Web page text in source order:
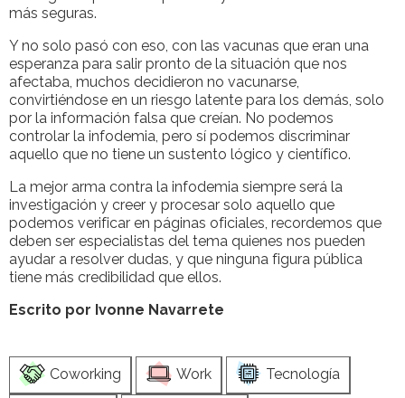
más seguras.
Y no solo pasó con eso, con las vacunas que eran una
esperanza para salir pronto de la situación que nos
afectaba, muchos decidieron no vacunarse,
convirtiéndose en un riesgo latente para los demás, solo
por la información falsa que creían. No podemos
controlar la infodemia, pero sí podemos discriminar
aquello que no tiene un sustento lógico y científico.
La mejor arma contra la infodemia siempre será la
investigación y creer y procesar solo aquello que
podemos verificar en páginas oficiales, recordemos que
deben ser especialistas del tema quienes nos pueden
ayudar a resolver dudas, y que ninguna figura pública
tiene más credibilidad que ellos.
Escrito por Ivonne Navarrete
Coworking Work Tecnología